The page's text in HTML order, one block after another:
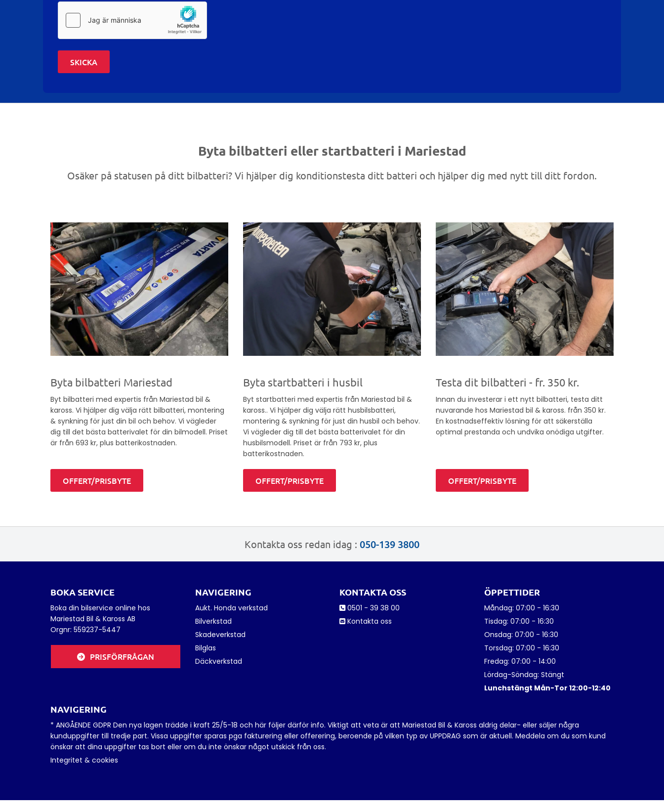
Byta bilbatteri eller startbatteri i Mariestad
Osäker på statusen på ditt bilbatteri? Vi hjälper dig konditionstesta ditt batteri och hjälper dig med nytt till ditt fordon.
Byta bilbatteri Mariestad
Byt bilbatteri med expertis från Mariestad bil &
kaross. Vi hjälper dig välja rätt bilbatteri, montering
& synkning för just din bil och behov. Vi vägleder
dig till det bästa batterivalet för din bilmodell. Priset
är från 693 kr, plus batterikostnaden.
OFFERT/PRISBYTE
Byta startbatteri i husbil
Byt startbatteri med expertis från Mariestad bil &
kaross.. Vi hjälper dig välja rätt husbilsbatteri,
montering & synkning för just din husbil och behov.
Vi vägleder dig till det bästa batterivalet för din
husbilsmodell. Priset är från 793 kr, plus
batterikostnaden.
OFFERT/PRISBYTE
Testa dit bilbatteri - fr. 350 kr.
Innan du investerar i ett nytt bilbatteri, testa ditt
nuvarande hos Mariestad bil & kaross. från 350 kr.
En kostnadseffektiv lösning för att säkerställa
optimal prestanda och undvika onödiga utgifter.
OFFERT/PRISBYTE
Kontakta oss redan idag : 050-139 3800
BOKA SERVICE
Boka din bilservice online hos
Mariestad Bil & Kaross AB
Orgnr: 559237-5447
PRISFÖRFRÅGAN
NAVIGERING
Aukt. Honda verkstad
Bilverkstad
Skadeverkstad
Bilglas
Däckverkstad
KONTAKTA OSS
 0501 - 39 38 00
 Kontakta oss
ÖPPETTIDER
Måndag: 07:00 - 16:30
Tisdag: 07:00 - 16:30
Onsdag: 07:00 - 16:30
Torsdag: 07:00 - 16:30
Fredag: 07:00 - 14:00
Lördag-Söndag: Stängt
Lunchstängt Mån-Tor 12:00-12:40
NAVIGERING
* ANGÅENDE GDPR Den nya lagen trädde i kraft 25/5-18 och här följer därför info. Viktigt att veta är att Mariestad Bil & Kaross aldrig delar- eller säljer några
kunduppgifter till tredje part. Vissa uppgifter sparas pga fakturering eller offerering, beroende på vilken typ av UPPDRAG som är aktuell. Meddela om du som kund
önskar att dina uppgifter tas bort eller om du inte önskar något utskick från oss.
Integritet & cookies